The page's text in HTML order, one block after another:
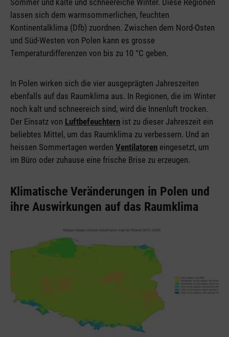
lassen sich dem warmsommerlichen, feuchten
Kontinentalklima (Dfb) zuordnen. Zwischen dem Nord-Osten
und Süd-Westen von Polen kann es grosse
Temperaturdifferenzen von bis zu 10 °C geben.
In Polen wirken sich die vier ausgeprägten Jahreszeiten
ebenfalls auf das Raumklima aus. In Regionen, die im Winter
noch kalt und schneereich sind, wird die Innenluft trocken.
Der Einsatz von Luftbefeuchtern ist zu dieser Jahreszeit ein
beliebtes Mittel, um das Raumklima zu verbessern. Und an
heissen Sommertagen werden Ventilatoren eingesetzt, um
im Büro oder zuhause eine frische Brise zu erzeugen.
Klimatische Veränderungen in Polen und
ihre Auswirkungen auf das Raumklima